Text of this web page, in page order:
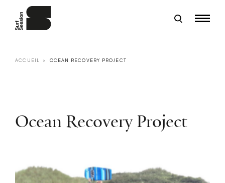
ACCUEIL OCEAN RECOVERY PROJECT
Ocean Recovery Project